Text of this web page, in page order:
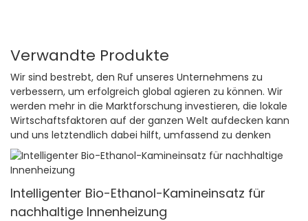
Verwandte Produkte
Wir sind bestrebt, den Ruf unseres Unternehmens zu
verbessern, um erfolgreich global agieren zu können. Wir
werden mehr in die Marktforschung investieren, die lokale
Wirtschaftsfaktoren auf der ganzen Welt aufdecken kann
und uns letztendlich dabei hilft, umfassend zu denken
Intelligenter Bio-Ethanol-Kamineinsatz für
nachhaltige Innenheizung